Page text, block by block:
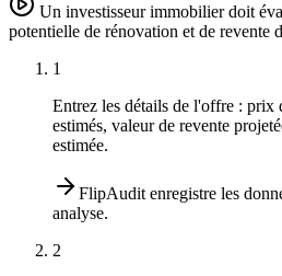
Un investisseur immobilier doit
potentielle de rénovation et de revente
1
Entrez les détails de l'offre : prix
estimés, valeur de revente
estimée.
FlipAudit enregistre les
analyse.
2